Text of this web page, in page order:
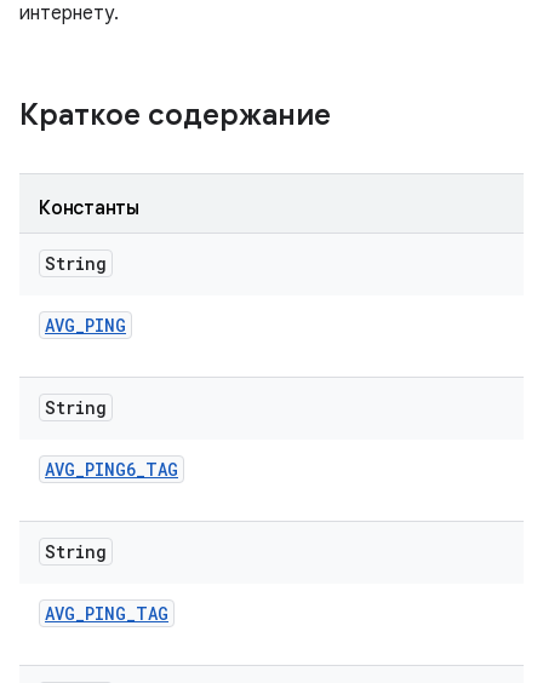
интернету.
Краткое содержание
Константы
String
AVG_PING
String
AVG_PING6_TAG
String
AVG_PING_TAG